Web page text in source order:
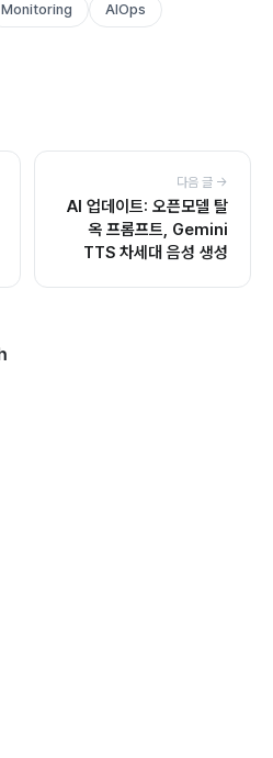
Monitoring AIOps
다음 글 →
AI 업데이트: 오픈모델 탈
옥 프롬프트, Gemini
TTS 차세대 음성 생성